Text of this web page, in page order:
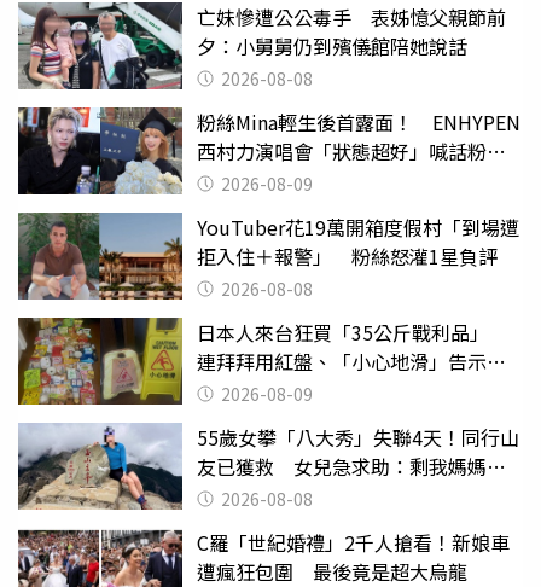
亡妹慘遭公公毒手 表姊憶父親節前
夕：小舅舅仍到殯儀館陪她說話
2026-08-08
粉絲Mina輕生後首露面！ ENHYPEN
西村力演唱會「狀態超好」喊話粉
絲：我們心意相通
2026-08-09
YouTuber花19萬開箱度假村「到場遭
拒入住＋報警」 粉絲怒灌1星負評
2026-08-08
日本人來台狂買「35公斤戰利品」
連拜拜用紅盤、「小心地滑」告示牌
也帶回家
2026-08-09
55歲女攀「八大秀」失聯4天！同行山
友已獲救 女兒急求助：剩我媽媽還
沒找到
2026-08-08
C羅「世紀婚禮」2千人搶看！新娘車
遭瘋狂包圍 最後竟是超大烏龍